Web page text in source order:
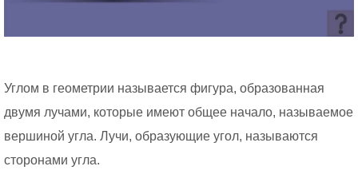
Углом в геометрии называется фигура, образованная
двумя лучами, которые имеют общее начало, называемое
вершиной угла. Лучи, образующие угол, называются
сторонами угла.